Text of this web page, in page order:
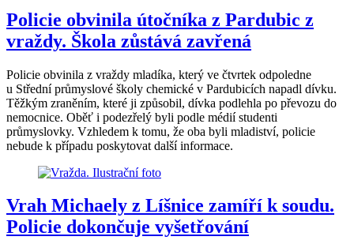
Policie obvinila útočníka z Pardubic z
vraždy. Škola zůstává zavřená
Policie obvinila z vraždy mladíka, který ve čtvrtek odpoledne
u Střední průmyslové školy chemické v Pardubicích napadl dívku.
Těžkým zraněním, které ji způsobil, dívka podlehla po převozu do
nemocnice. Oběť i podezřelý byli podle médií studenti
průmyslovky. Vzhledem k tomu, že oba byli mladiství, policie
nebude k případu poskytovat další informace.
Vrah Michaely z Líšnice zamíří k soudu.
Policie dokončuje vyšetřování